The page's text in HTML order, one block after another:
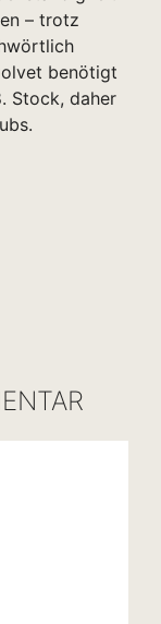
– trotz
benötigt
Stock, daher